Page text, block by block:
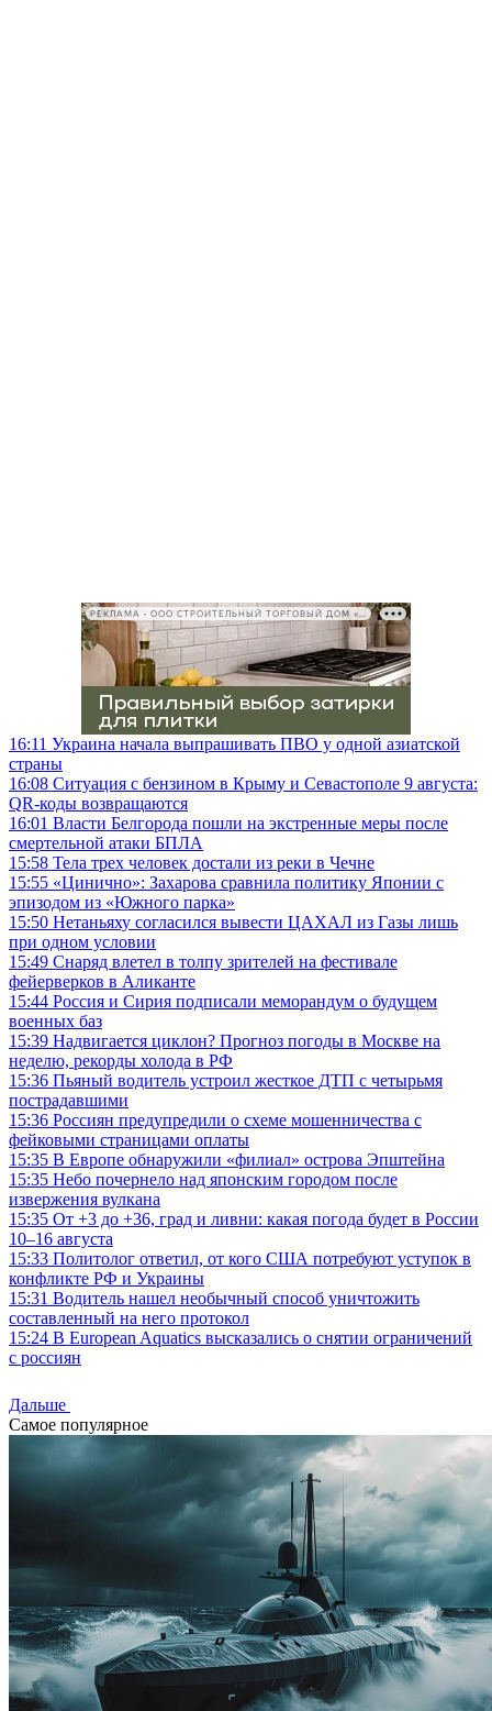
РЕКЛАМА • ООО СТРОИТЕЛЬНЫЙ ТОРГОВЫЙ ДОМ «ПЕТРОВИЧ», ИНН 7802348846
16:11 Украина начала выпрашивать ПВО у одной азиатской
страны
16:08 Ситуация с бензином в Крыму и Севастополе 9 августа:
QR-коды возвращаются
16:01 Власти Белгорода пошли на экстренные меры после
смертельной атаки БПЛА
15:58 Тела трех человек достали из реки в Чечне
15:55 «Цинично»: Захарова сравнила политику Японии с
эпизодом из «Южного парка»
15:50 Нетаньяху согласился вывести ЦАХАЛ из Газы лишь
при одном условии
15:49 Снаряд влетел в толпу зрителей на фестивале
фейерверков в Аликанте
15:44 Россия и Сирия подписали меморандум о будущем
военных баз
15:39 Надвигается циклон? Прогноз погоды в Москве на
неделю, рекорды холода в РФ
15:36 Пьяный водитель устроил жесткое ДТП с четырьмя
пострадавшими
15:36 Россиян предупредили о схеме мошенничества с
фейковыми страницами оплаты
15:35 В Европе обнаружили «филиал» острова Эпштейна
15:35 Небо почернело над японским городом после
извержения вулкана
15:35 От +3 до +36, град и ливни: какая погода будет в России
10–16 августа
15:33 Политолог ответил, от кого США потребуют уступок в
конфликте РФ и Украины
15:31 Водитель нашел необычный способ уничтожить
составленный на него протокол
15:24 В European Aquatics высказались о снятии ограничений
с россиян
Дальше
Самое популярное